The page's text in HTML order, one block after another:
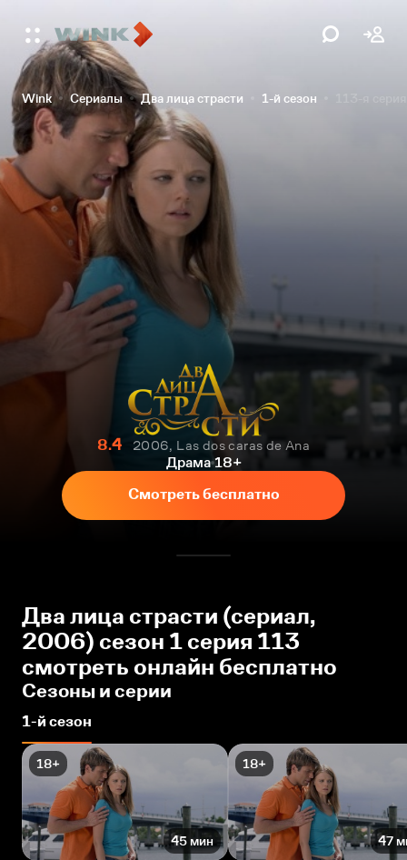
Wink Сериалы Два лица страсти 1-й сезон
8.4
2006, Las dos caras de Ana
Драма 18+
Смотреть бесплатно
Два лица страсти (сериал,
2006) сезон 1 серия 113
смотреть онлайн бесплатно
Сезоны и серии
1-й сезон
18+
45 мин
18+
47